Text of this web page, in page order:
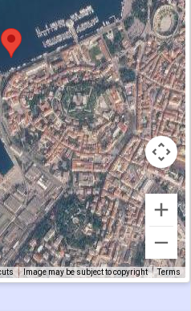
Image may be subject to copyright Terms